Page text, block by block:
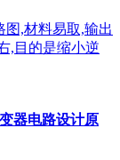
,材料易取,输出
,目的是缩小逆
器电路设计原